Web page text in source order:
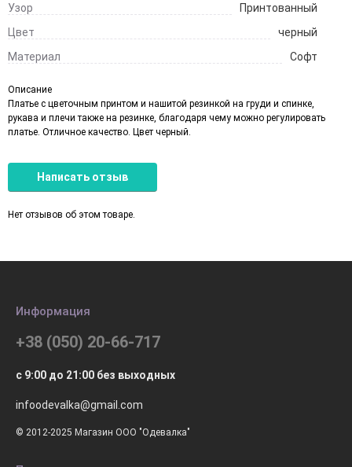
Узор
Принтованный
Цвет
черный
Материал
Софт
Описание
Платье с цветочным принтом и нашитой резинкой на груди и спинке,
рукава и плечи также на резинке, благодаря чему можно регулировать
платье. Отличное качество. Цвет черный.
Написать отзыв
Нет отзывов об этом товаре.
Информация
+38 (050) 20-66-717
с 9:00 до 21:00 без выходных
infoodevalka@gmail.com
© 2012-2025 Магазин ООО "Одевалка"